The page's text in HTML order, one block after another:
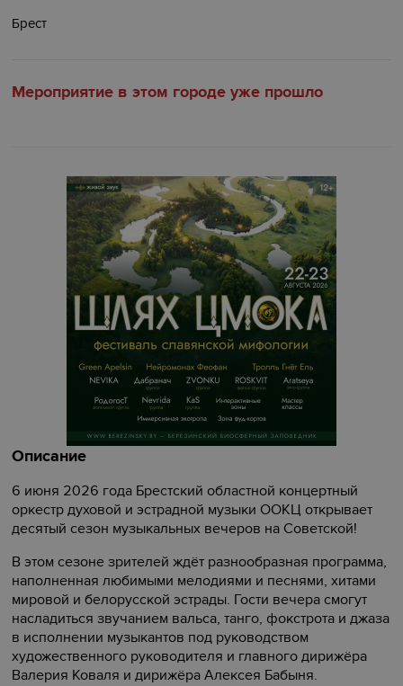
Брест
Мероприятие в этом городе уже прошло
Описание
6 июня 2026 года Брестский областной концертный
оркестр духовой и эстрадной музыки ООКЦ открывает
десятый сезон музыкальных вечеров на Советской!
В этом сезоне зрителей ждёт разнообразная программа,
наполненная любимыми мелодиями и песнями, хитами
мировой и белорусской эстрады. Гости вечера смогут
насладиться звучанием вальса, танго, фокстрота и джаза
в исполнении музыкантов под руководством
художественного руководителя и главного дирижёра
Валерия Коваля и дирижёра Алексея Бабыня.